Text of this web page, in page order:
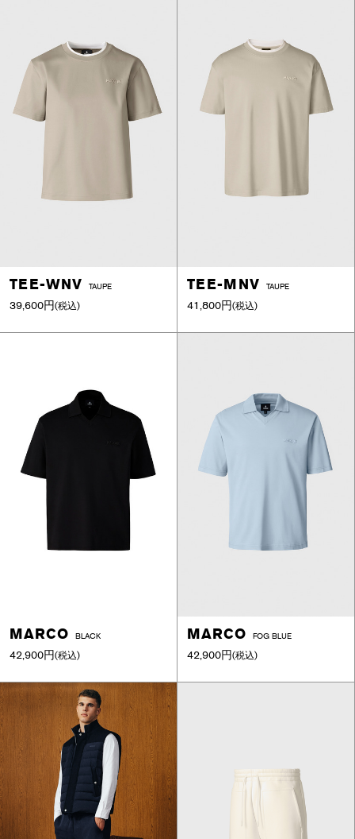
TEE-WNV TAUPE
39,600円(税込)
TEE-MNV TAUPE
41,800円(税込)
MARCO BLACK
42,900円(税込)
MARCO FOG BLUE
42,900円(税込)